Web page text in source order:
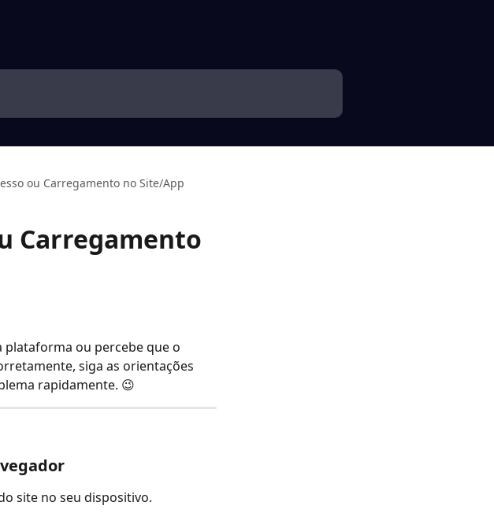
ou Carregamento no Site/App
Carregamento
plataforma ou percebe que o
siga as orientações
rapidamente. 😉
site no seu dispositivo.